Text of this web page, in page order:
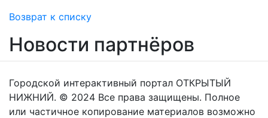
Возврат к списку
Новости партнёров
Городской интерактивный портал ОТКРЫТЫЙ
НИЖНИЙ. © 2024 Все права защищены. Полное
или частичное копирование материалов возможно